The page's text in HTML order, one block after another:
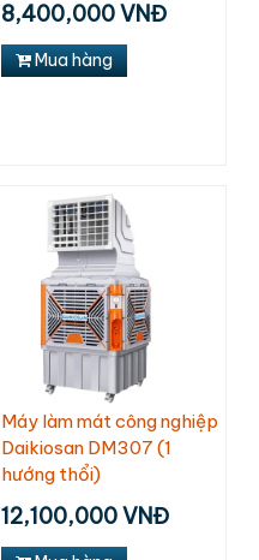
8,400,000 VNĐ
Mua hàng
Máy làm mát công nghiệp
Daikiosan DM307 (1
hướng thổi)
12,100,000 VNĐ